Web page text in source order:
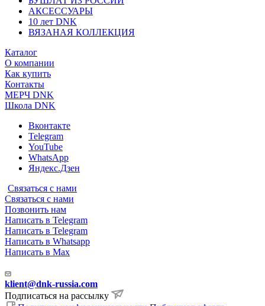
АКСЕССУАРЫ
10 лет DNK
ВЯЗАНАЯ КОЛЛЕКЦИЯ
Каталог
О компании
Как купить
Контакты
МЕРЧ DNK
Школа DNK
Вконтакте
Telegram
YouTube
WhatsApp
Яндекс.Дзен
Связаться с нами
Связаться с нами
Позвонить нам
Написать в Telegram
Написать в Telegram
Написать в Whatsapp
Написать в Max
klient@dnk-russia.com
Подписаться на рассылку